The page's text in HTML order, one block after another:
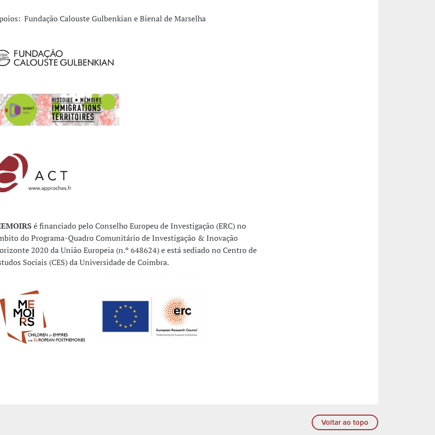
Fundação Calouste Gulbenkian e Bienal de Marselha
é financiado pelo Conselho Europeu de Investigação (ERC) no
do Programa-Quadro Comunitário de Investigação & Inovação
2020 da União Europeia (n.º 648624) e está sediado no Centro de
Sociais (CES) da Universidade de Coimbra.
Voltar ao topo